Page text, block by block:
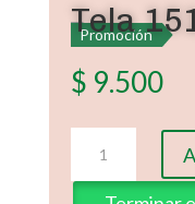
Promoción
Tela
$ 9.500
21